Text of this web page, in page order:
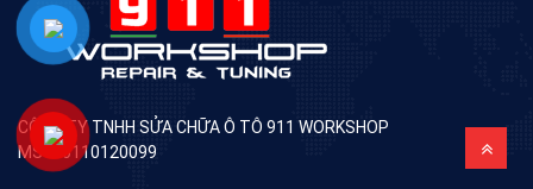
CÔNG TY TNHH SỬA CHỮA Ô TÔ 911 WORKSHOP
MST: 0110120099